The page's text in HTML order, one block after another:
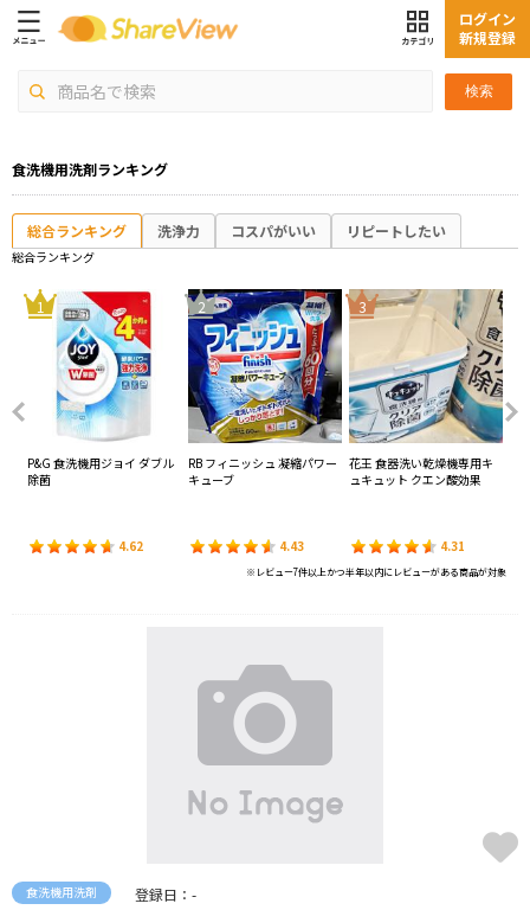
検索
ログイン
新規登録
食洗機用洗剤ランキング
総合ランキング 洗浄力 コスパがいい リピートしたい
総合ランキング
1
P&G 食洗機用ジョイ ダブル
除菌
4.62
2
RB フィニッシュ 凝縮パワー
キューブ
4.43
3
花王 食器洗い乾燥機専用キ
ュキュット クエン酸効果
4.31
※レビュー7件以上かつ半年以内にレビューがある商品が対象
食洗機用洗剤 登録日：-